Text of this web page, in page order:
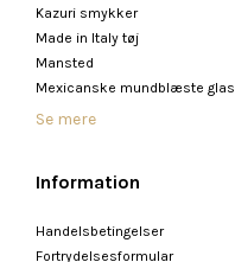
Kazuri smykker
Made in Italy tøj
Mansted
Mexicanske mundblæste glas
Se mere
Information
Handelsbetingelser
Fortrydelsesformular